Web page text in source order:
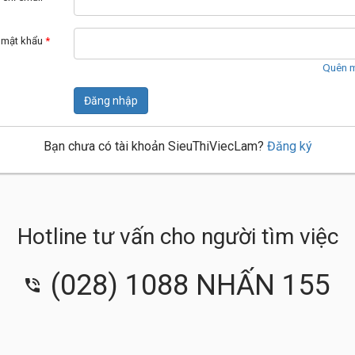
khẩu *
Quên
Đăng nhập
Bạn chưa có tài khoản SieuThiViecLam? Đăng ký
Hotline tư vấn cho người tìm việc
(028) 1088 NHẤN 155